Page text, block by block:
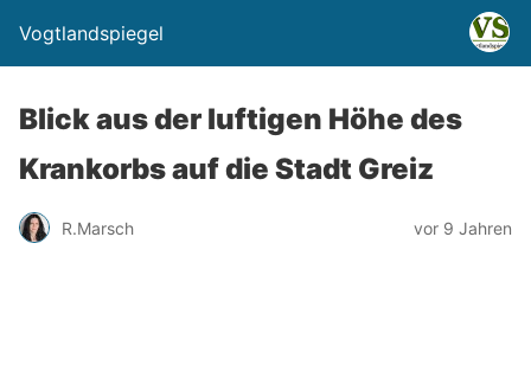
Vogtlandspiegel
Blick aus der luftigen Höhe des
Krankorbs auf die Stadt Greiz
R.Marsch vor 9 Jahren